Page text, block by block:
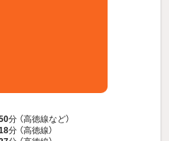
分 （高徳線など）
分 （高徳線）